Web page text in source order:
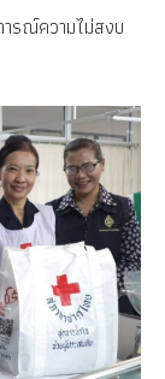
ารณ์ความไม่สงบ